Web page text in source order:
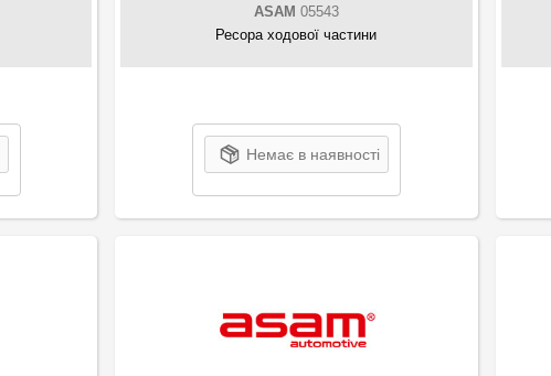
ASAM 05543
Ресора ходової частини
Немає в наявності